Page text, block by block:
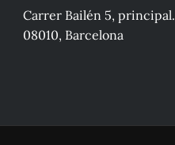
Carrer Bailén 5, principal.
08010, Barcelona